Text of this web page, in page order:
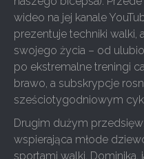
wideo na jej kanale
prezentuje techniki walki,
swojego życia – od
po ekstremalne treningi
brawo, a subskrypcje
sześciotygodniowym
Drugim dużym
wspierająca młode
sportami walki. Dominika,